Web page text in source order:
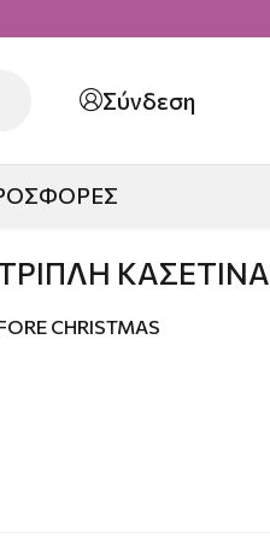
Σύνδεση
ΤΡΙΠΛΗ ΚΑΣΕΤΙΝΑ
CHRISTMAS